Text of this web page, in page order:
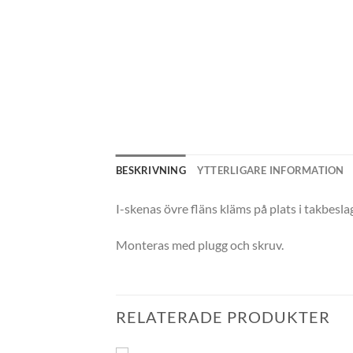
BESKRIVNING YTTERLIGARE INFORMATION
I-skenas övre fläns kläms på plats i
Monteras med plugg och skruv.
RELATERADE PRODUKTER